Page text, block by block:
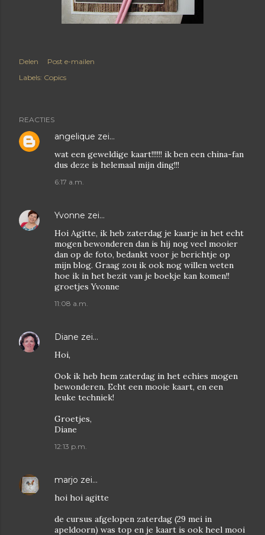
Delen
Post e-mailen
Labels: Copics
REACTIES
angelique zei…
wat een geweldige kaart!!!!!! ik ben een china-fan
dus deze is helemaal mijn ding!!!
6:17 a.m.
Yvonne zei…
Hoi Agitte, ik heb zaterdag je kaarje in het echt
mogen bewonderen dan is hij nog veel mooier
dan op de foto, bedankt voor je berichtje op
mijn blog. Graag zou ik ook nog willen weten
hoe ik in het bezit van je boekje kan komen!!
groetjes Yvonne
11:08 a.m.
Diane zei…
Hoi,
Ook ik heb hem zaterdag in het echies mogen
bewonderen. Echt een mooie kaart, en een
leuke techniek!
Groetjes,
Diane
12:13 p.m.
marjo zei…
hoi hoi agitte
de cursus afgelopen zaterdag (29 mei in
apeldoorn) was top en je kaart is ook heel mooi